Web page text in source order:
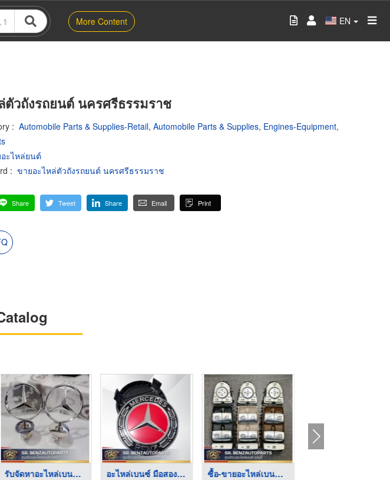
More Content EN
ตัวถังรถยนต์ นครศรีธรรมราช
: Automobile Parts & Supplies-Retail, Automobile Parts & Supplies, Engines-Equipment,
ะไหล่ยนต์
: ขายอะไหล่ตัวถังรถยนต์ นครศรีธรรมราช
Share Tweet Share Email Print
รับจัดหาอะไหล่เบนซ์แ ...
อะไหล่เบนซ์ มือสอง ช ...
ซื้อ-ขายอะไหล่เบนซ์แ ...